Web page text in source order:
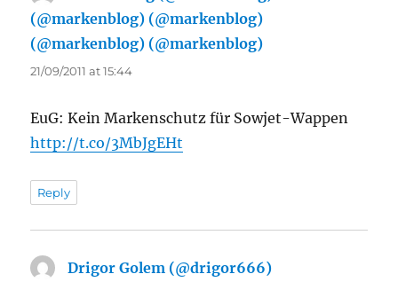
(@markenblog) (@markenblog)
(@markenblog) (@markenblog)
21/09/2011 at 15:44
EuG: Kein Markenschutz für Sowjet-Wappen
http://t.co/3MbJgEHt
Reply
Drigor Golem (@drigor666)